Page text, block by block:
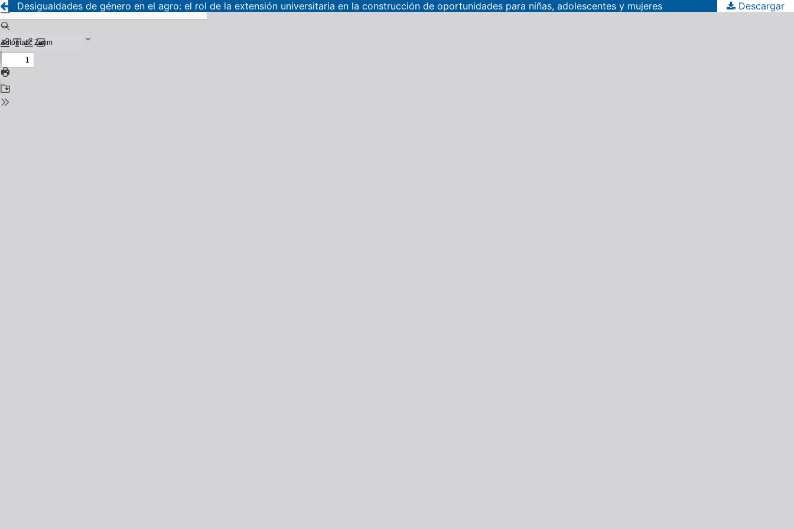
Desigualdades de género en el agro: el rol de la extensión universitaria en la construcción de oportunidades para niñas, adolescentes y mujeres Descargar